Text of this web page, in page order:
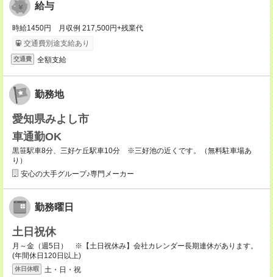
給与
時給1450円 月収例 217,500円+残業代
交通費別途支給あり
交通費 全額支給
勤務地
愛知県みよし市
車通勤OK
黒笹駅車8分、三好ケ丘駅車10分 ※三好池の近くです。（無料駐車場あ
り）
安心の大手グループ♪専門メーカー
勤務曜日
土日祝休
月～金（週5日） ※【土日祝休み】会社カレンダー長期連休があります。
(年間休日120日以上)
休日休暇 土・日・祝